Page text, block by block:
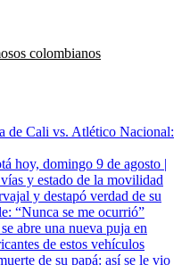
colombianos
de Cali vs. Atlético Nacional:
hoy, domingo 9 de agosto |
y estado de la movilidad
y destapó verdad de su
“Nunca se me ocurrió”
abre una nueva puja en
de estos vehículos
de su papá: así se le vio